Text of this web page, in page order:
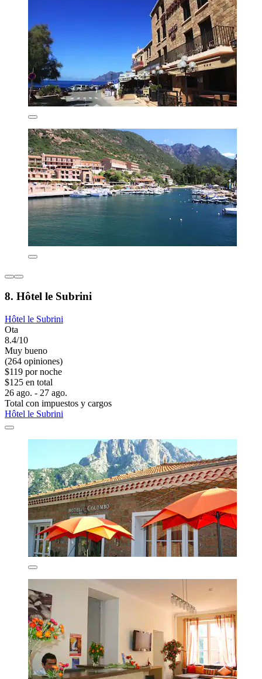
8. Hôtel le Subrini
Hôtel le Subrini
Ota
8.4/10
Muy bueno
(264 opiniones)
$119 por noche
$125 en total
26 ago. - 27 ago.
Total con impuestos y cargos
Hôtel le Subrini